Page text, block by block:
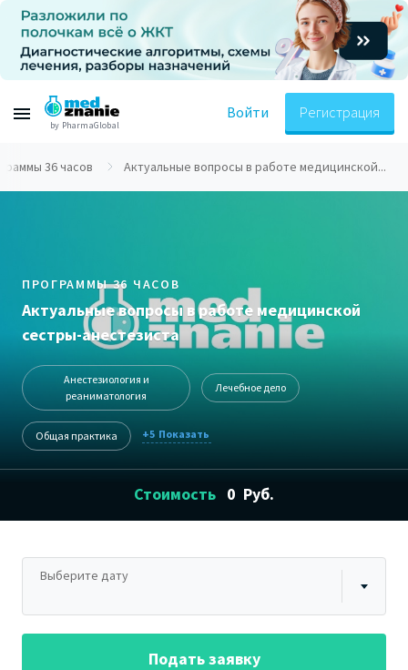
by PharmaGlobal
Войти Регистрация
36 часов Актуальные вопросы в работе медицинской...
ПРОГРАММЫ 36 ЧАСОВ
Актуальные вопросы в работе медицинской
сестры-анестезиста
Анестезиология и
реаниматология
Лечебное дело
Общая практика +5
Стоимость 0 Руб.
Выберите дату
Подать заявку